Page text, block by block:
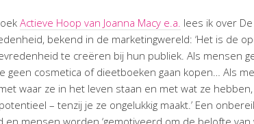
Actieve Hoop van Joanna Macy e.a. lees ik over
bekend in de marketingwereld: ‘Het is de
te creëren bij hun publiek. Als mensen
geen cosmetica of dieetboeken gaan kopen… Als
waar ze in het leven staan en met wat ze
– tenzij je ze ongelukkig maakt.’ Een
en mensen worden ‘gemotiveerd om de belofte